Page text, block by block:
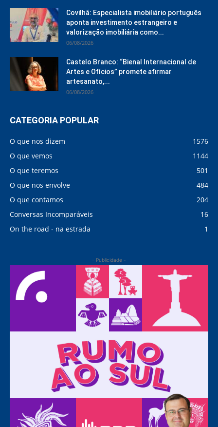
Covilhã: Especialista imobiliário português
aponta investimento estrangeiro e
valorização imobiliária como...
06/08/2026
Castelo Branco: “Bienal Internacional de
Artes e Ofícios” promete afirmar
artesanato,...
06/08/2026
CATEGORIA POPULAR
O que nos dizem
1576
O que vemos
1144
O que teremos
501
O que nos envolve
484
O que contamos
204
Conversas Incomparáveis
16
On the road - na estrada
1
- Publicidade -